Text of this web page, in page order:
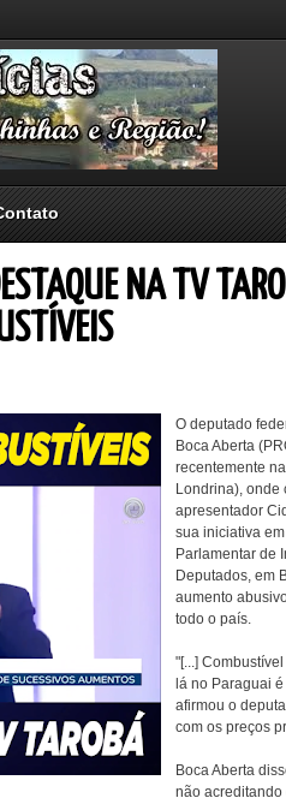
NA TV
O deputado
Boca Aberta
recentemente
Londrina), onde
apresentador
sua iniciativa
Parlamentar de
Deputados, em
aumento
todo o país.
"[...]
lá no Paraguai
afirmou o
com os preços
Boca Aberta
não acreditando